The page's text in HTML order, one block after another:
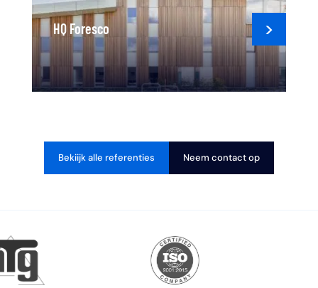
HQ Foresco
Bekiijk alle referenties Neem contact op